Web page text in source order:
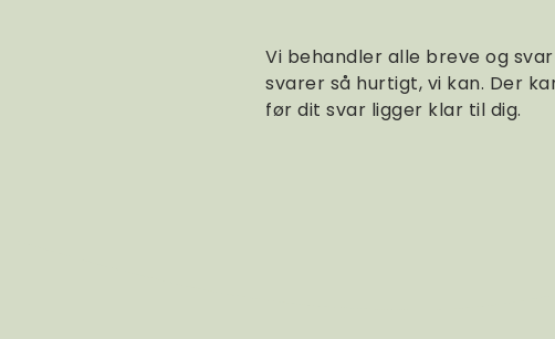
Vi behandler alle breve og svar
svarer så hurtigt, vi kan. Der
før dit svar ligger klar til dig.